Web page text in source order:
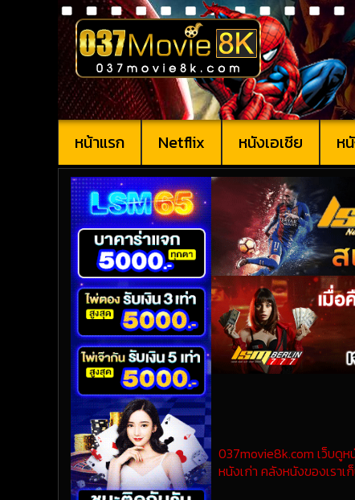
หน้าแรก Netflix หนังเอเชีย ห
037movie8k.com เว็บดู
หนังเก่า คลังหนังของเรา